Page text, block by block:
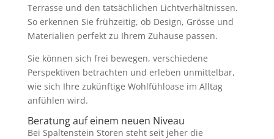
Terrasse und den tatsächlichen Lichtverhältnissen.
So erkennen Sie frühzeitig, ob Design, Grösse und
Materialien perfekt zu Ihrem Zuhause passen.
Sie können sich frei bewegen, verschiedene
Perspektiven betrachten und erleben unmittelbar,
wie sich Ihre zukünftige Wohlfühloase im Alltag
anfühlen wird.
Beratung auf einem neuen Niveau
Bei Spaltenstein Storen steht seit jeher die